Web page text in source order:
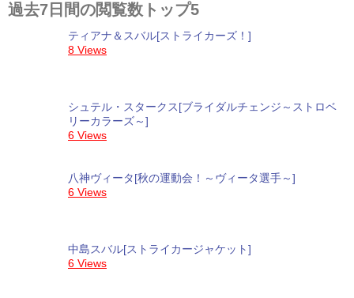
過去7日間の閲覧数トップ5
ティアナ＆スバル[ストライカーズ！]
8 Views
シュテル・スタークス[ブライダルチェンジ～ストロベ
リーカラーズ～]
6 Views
八神ヴィータ[秋の運動会！～ヴィータ選手～]
6 Views
中島スバル[ストライカージャケット]
6 Views